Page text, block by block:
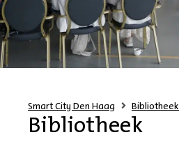
Smart City Den Haag Bibliotheek
Bibliotheek